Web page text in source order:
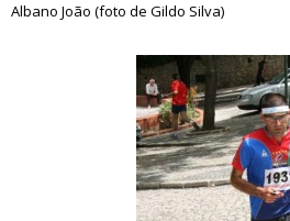
Albano João (foto de Gildo Silva)